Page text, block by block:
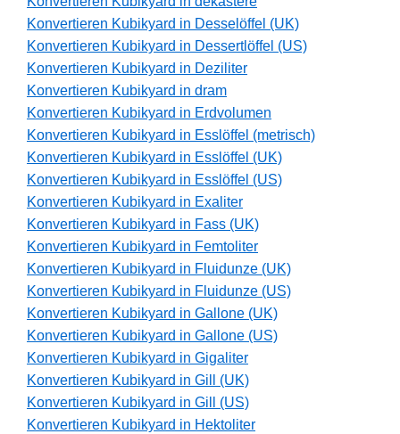
Konvertieren Kubikyard in Desselöffel (UK)
Konvertieren Kubikyard in Dessertlöffel (US)
Konvertieren Kubikyard in Deziliter
Konvertieren Kubikyard in dram
Konvertieren Kubikyard in Erdvolumen
Konvertieren Kubikyard in Esslöffel (metrisch)
Konvertieren Kubikyard in Esslöffel (UK)
Konvertieren Kubikyard in Esslöffel (US)
Konvertieren Kubikyard in Exaliter
Konvertieren Kubikyard in Fass (UK)
Konvertieren Kubikyard in Femtoliter
Konvertieren Kubikyard in Fluidunze (UK)
Konvertieren Kubikyard in Fluidunze (US)
Konvertieren Kubikyard in Gallone (UK)
Konvertieren Kubikyard in Gallone (US)
Konvertieren Kubikyard in Gigaliter
Konvertieren Kubikyard in Gill (UK)
Konvertieren Kubikyard in Gill (US)
Konvertieren Kubikyard in Hektoliter